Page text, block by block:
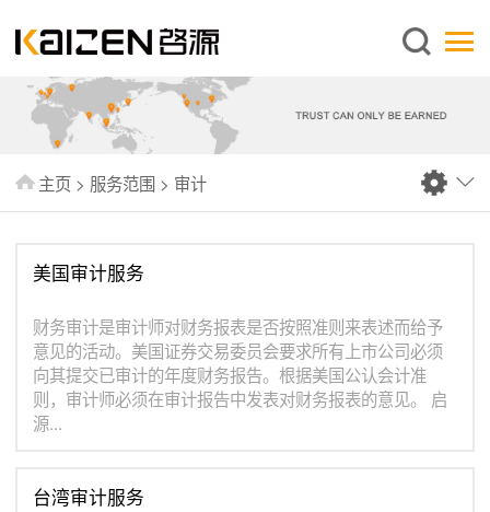
简体中文
关于启源
服务范围
常见问题
联系我们
主页 > 服务范围 > 审计
美国审计服务
财务审计是审计师对财务报表是否按照准则来表述而给予
意见的活动。美国证券交易委员会要求所有上市公司必须
向其提交已审计的年度财务报告。根据美国公认会计准
则，审计师必须在审计报告中发表对财务报表的意见。 启
源...
台湾审计服务